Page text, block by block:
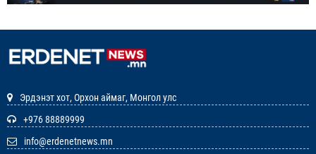
1-р сар. 7, 2026, 3:41 p.m.
ШАГНАЛ ХҮРТЛЭЭ
ЗАРЛАЛ
12-р сар. 19, 2025, 3:20 p.m.
Эрдэнэт хот, Орхон аймаг, Монгол улс
+976 88889999
info@erdenetnews.mn